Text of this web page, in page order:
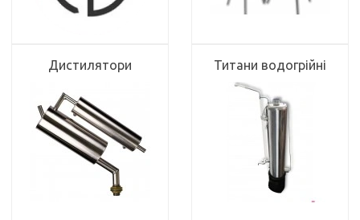
Дистилятори Титани водогрійні